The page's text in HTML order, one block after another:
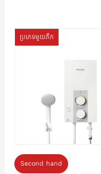
ប្រភេទមួយតឹក
Second hand